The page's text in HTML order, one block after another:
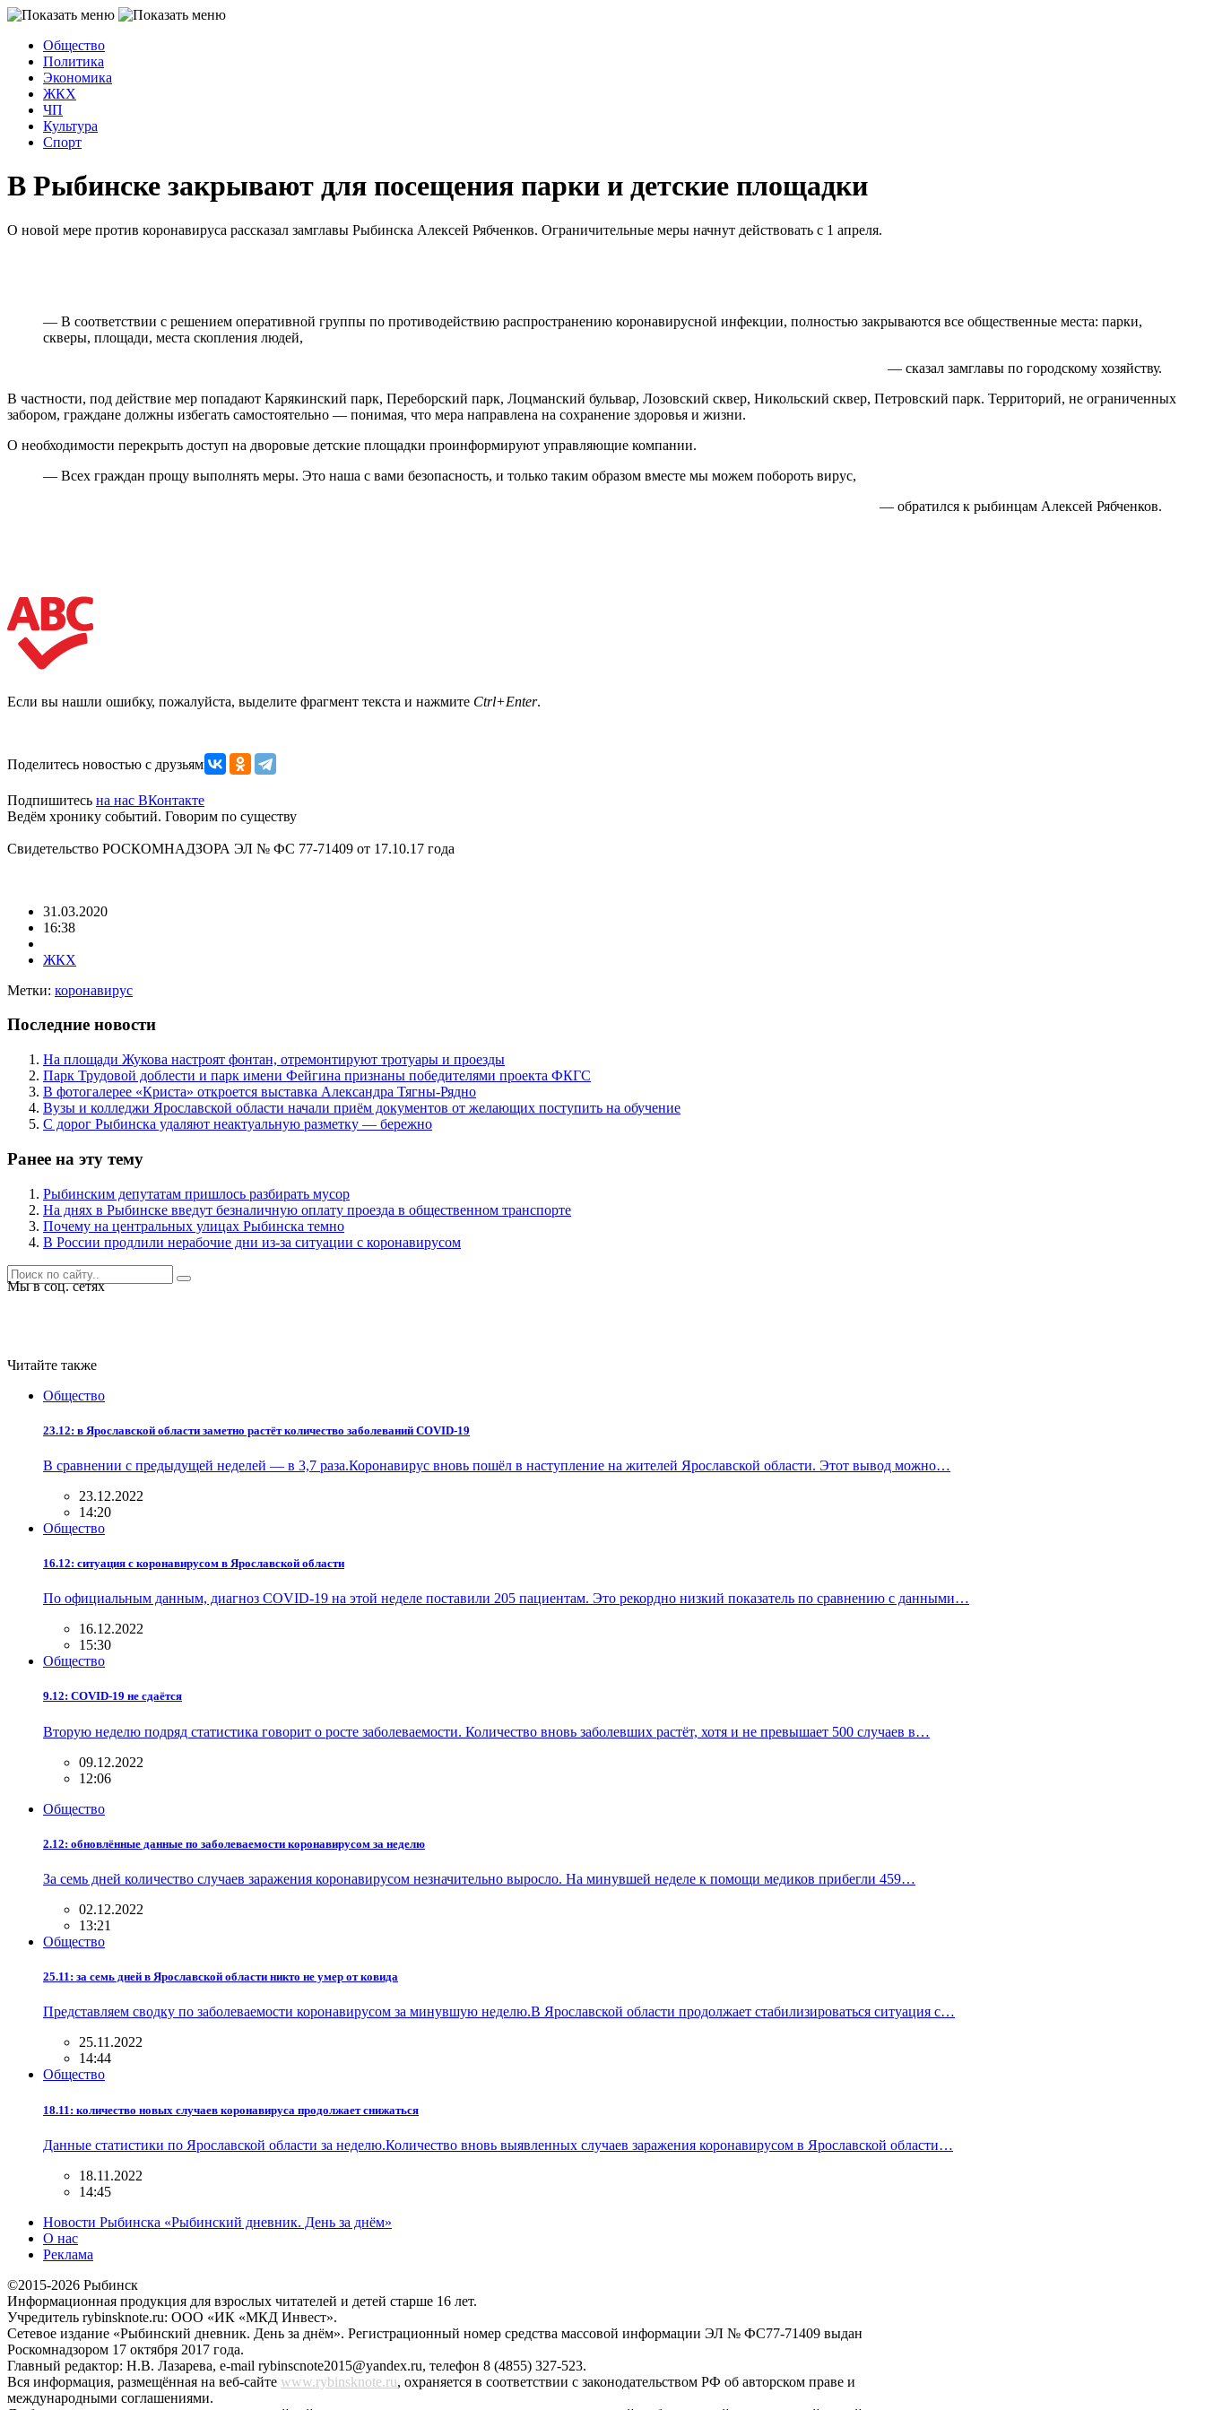
Общество
Политика
Экономика
ЖКХ
ЧП
Культура
Спорт
В Рыбинске закрывают для посещения парки и детские площадки
О новой мере против коронавируса рассказал замглавы Рыбинска Алексей Рябченков. Ограничительные меры начнут действовать с 1 апреля.
— В соответствии с решением оперативной группы по противодействию распространению коронавирусной инфекции, полностью закрываются все общественные места: парки,
скверы, площади, места скопления людей,
— сказал замглавы по городскому хозяйству.
В частности, под действие мер попадают Карякинский парк, Переборский парк, Лоцманский бульвар, Лозовский сквер, Никольский сквер, Петровский парк. Территорий, не ограниченных
забором, граждане должны избегать самостоятельно — понимая, что мера направлена на сохранение здоровья и жизни.
О необходимости перекрыть доступ на дворовые детские площадки проинформируют управляющие компании.
— Всех граждан прощу выполнять меры. Это наша с вами безопасность, и только таким образом вместе мы можем побороть вирус,
— обратился к рыбинцам Алексей Рябченков.
Если вы нашли ошибку, пожалуйста, выделите фрагмент текста и нажмите Ctrl+Enter.
Поделитесь новостью с друзьями
Подпишитесь на нас ВКонтакте
Ведём хронику событий. Говорим по существу
Свидетельство РОСКОМНАДЗОРА ЭЛ № ФС 77-71409 от 17.10.17 года
31.03.2020
16:38
ЖКХ
Метки: коронавирус
Последние новости
На площади Жукова настроят фонтан, отремонтируют тротуары и проезды
Парк Трудовой доблести и парк имени Фейгина признаны победителями проекта ФКГС
В фотогалерее «Криста» откроется выставка Александра Тягны-Рядно
Вузы и колледжи Ярославской области начали приём документов от желающих поступить на обучение
С дорог Рыбинска удаляют неактуальную разметку — бережно
Ранее на эту тему
Рыбинским депутатам пришлось разбирать мусор
На днях в Рыбинске введут безналичную оплату проезда в общественном транспорте
Почему на центральных улицах Рыбинска темно
В России продлили нерабочие дни из-за ситуации с коронавирусом
Мы в соц. сетях
Читайте также
Общество
23.12: в Ярославской области заметно растёт количество заболеваний COVID-19
В сравнении с предыдущей неделей — в 3,7 раза.Коронавирус вновь пошёл в наступление на жителей Ярославской области. Этот вывод можно…
23.12.2022
14:20
Общество
16.12: ситуация с коронавирусом в Ярославской области
По официальным данным, диагноз COVID-19 на этой неделе поставили 205 пациентам. Это рекордно низкий показатель по сравнению с данными…
16.12.2022
15:30
Общество
9.12: COVID-19 не сдаётся
Вторую неделю подряд статистика говорит о росте заболеваемости. Количество вновь заболевших растёт, хотя и не превышает 500 случаев в…
09.12.2022
12:06
Общество
2.12: обновлённые данные по заболеваемости коронавирусом за неделю
За семь дней количество случаев заражения коронавирусом незначительно выросло. На минувшей неделе к помощи медиков прибегли 459…
02.12.2022
13:21
Общество
25.11: за семь дней в Ярославской области никто не умер от ковида
Представляем сводку по заболеваемости коронавирусом за минувшую неделю.В Ярославской области продолжает стабилизироваться ситуация с…
25.11.2022
14:44
Общество
18.11: количество новых случаев коронавируса продолжает снижаться
Данные статистики по Ярославской области за неделю.Количество вновь выявленных случаев заражения коронавирусом в Ярославской области…
18.11.2022
14:45
Новости Рыбинска «Рыбинский дневник. День за днём»
О нас
Реклама
©2015-2026 Рыбинск
Информационная продукция для взрослых читателей и детей старше 16 лет.
Учредитель rybinsknote.ru: ООО «ИК «МКД Инвест».
Сетевое издание «Рыбинский дневник. День за днём». Регистрационный номер средства массовой информации ЭЛ № ФС77-71409 выдан
Роскомнадзором 17 октября 2017 года.
Главный редактор: Н.В. Лазарева, e-mail rybinscnote2015@yandex.ru, телефон 8 (4855) 327-523.
Вся информация, размещённая на веб-сайте www.rybinsknote.ru, охраняется в соответствии с законодательством РФ об авторском праве и
международными соглашениями.